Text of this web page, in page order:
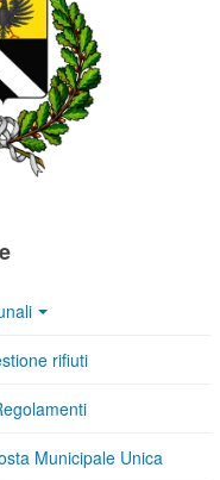
rifiuti
Municipale Unica